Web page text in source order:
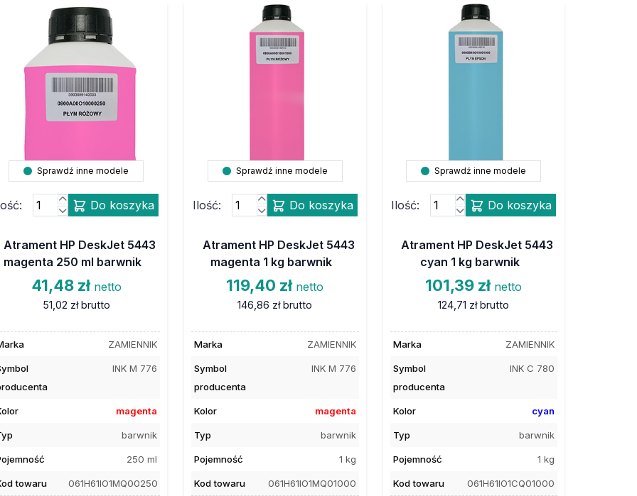
Sprawdź inne modele
Do koszyka
Atrament HP DeskJet 5443
magenta 250 ml barwnik
41,48 zł netto
51,02 zł brutto
ZAMIENNIK
INK M 776
magenta
barwnik
250 ml
towaru 061H61IO1MQ00250
Sprawdź inne modele
Ilość: Do koszyka
Atrament HP DeskJet 5443
magenta 1 kg barwnik
119,40 zł netto
146,86 zł brutto
Marka ZAMIENNIK
Symbol
producenta
INK M 776
Kolor magenta
Typ barwnik
Pojemność 1 kg
Kod towaru 061H61IO1MQ01000
Sprawdź inne modele
Ilość: Do koszyka
Atrament HP DeskJet 5443
cyan 1 kg barwnik
101,39 zł netto
124,71 zł brutto
Marka ZAMIENNIK
Symbol
producenta
INK C 780
Kolor cyan
Typ barwnik
Pojemność 1 kg
Kod towaru 061H61IO1CQ01000